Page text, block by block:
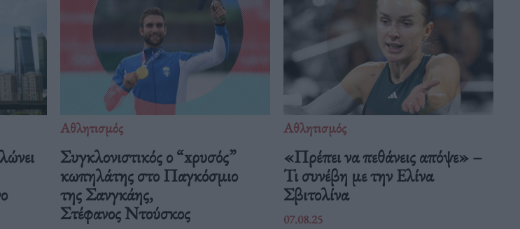
Αθλητισμός
Συγκλονιστικός ο “xρυσός”
κωπηλάτης στο Παγκόσμιο
της Σανγκάης,
Στέφανος Ντούσκος
Αθλητισμός
«Πρέπει να πεθάνεις απόψε» –
Τι συνέβη με την Ελίνα
Σβιτολίνα
07.08.25